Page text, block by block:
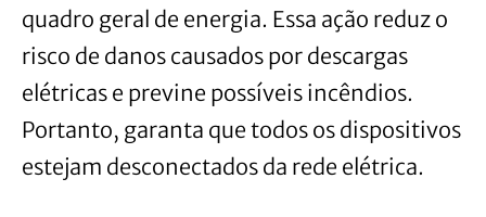
quadro geral de energia. Essa ação reduz o
risco de danos causados por descargas
elétricas e previne possíveis incêndios.
Portanto, garanta que todos os dispositivos
estejam desconectados da rede elétrica.